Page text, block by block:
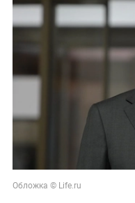
Обложка © Life.ru